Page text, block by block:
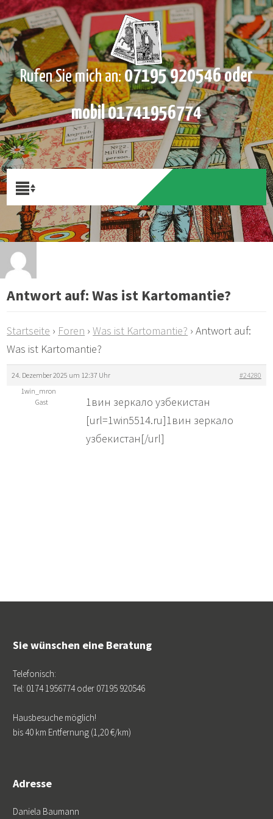
Rufen Sie mich an:07195 920546 oder
mobil 01741956774
Antwort auf: Was ist Kartomantie?
Startseite › Foren › Was ist Kartomantie? › Antwort auf:
Was ist Kartomantie?
24. Dezember 2025 um 12:37 Uhr
#24280
1win_mron
Gast
1вин зеркало узбекистан
[url=1win5514.ru]1вин зеркало
узбекистан[/url]
Sie wünschen eine Beratung
Telefonisch:
Tel: 0174 1956774 oder 07195 920546
Hausbesuche möglich!
bis 40 km Entfernung (1,20 €/km)
Adresse
Daniela Baumann